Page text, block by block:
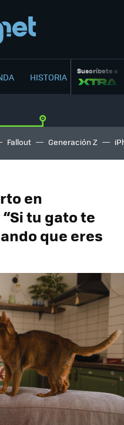
HISTORIA Suscríbete a
Fallout Generación Z
en
tu gato te
que eres